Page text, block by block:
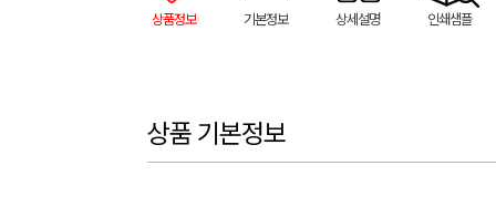
상품정보 기본정보 상세설명 인쇄샘플
상품 기본정보